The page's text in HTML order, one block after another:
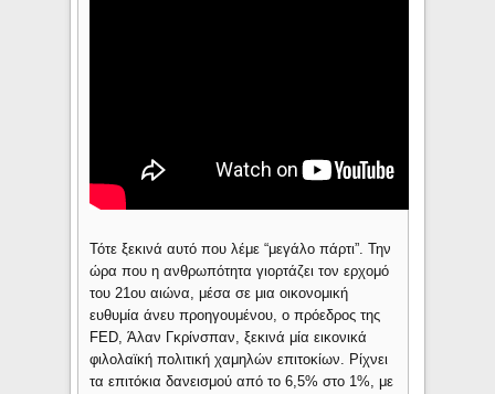
Τότε ξεκινά αυτό που λέμε “μεγάλο πάρτι”. Την
ώρα που η ανθρωπότητα γιορτάζει τον ερχομό
του 21ου αιώνα, μέσα σε μια οικονομική
ευθυμία άνευ προηγουμένου, ο πρόεδρος της
FED, Άλαν Γκρίνσπαν, ξεκινά μία εικονικά
φιλολαϊκή πολιτική χαμηλών επιτοκίων. Ρίχνει
τα επιτόκια δανεισμού από το 6,5% στο 1%, με